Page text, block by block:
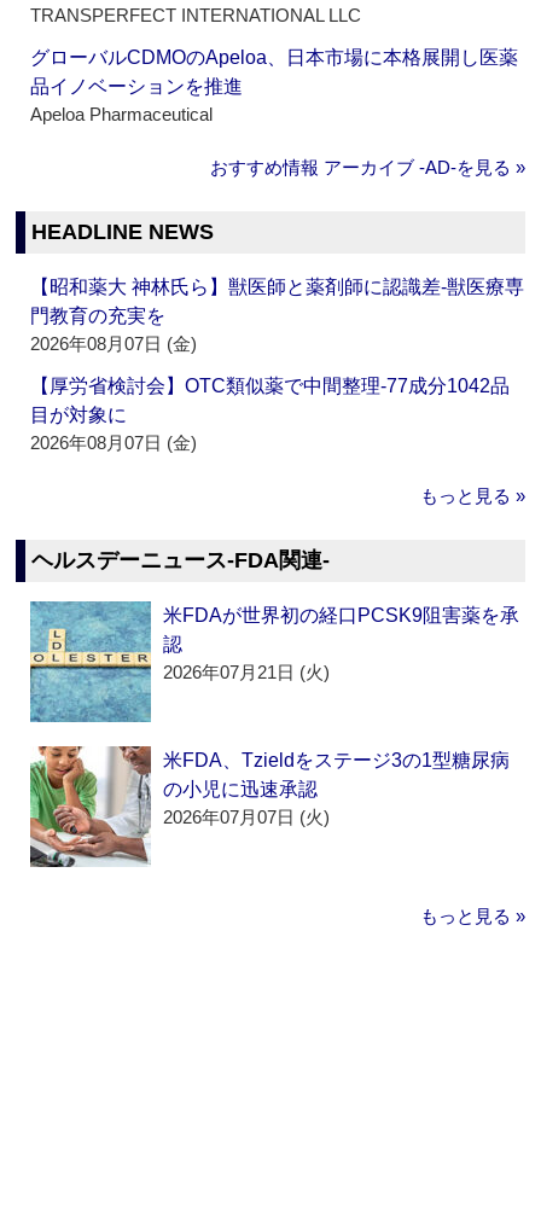
TRANSPERFECT INTERNATIONAL LLC
グローバルCDMOのApeloa、日本市場に本格展開し医薬
品イノベーションを推進
Apeloa Pharmaceutical
おすすめ情報 アーカイブ ‐AD‐を見る »
HEADLINE NEWS
【昭和薬大 神林氏ら】獣医師と薬剤師に認識差‐獣医療専
門教育の充実を
2026年08月07日 (金)
【厚労省検討会】OTC類似薬で中間整理‐77成分1042品
目が対象に
2026年08月07日 (金)
もっと見る »
ヘルスデーニュース‐FDA関連‐
米FDAが世界初の経口PCSK9阻害薬を承
認
2026年07月21日 (火)
米FDA、Tzieldをステージ3の1型糖尿病
の小児に迅速承認
2026年07月07日 (火)
もっと見る »